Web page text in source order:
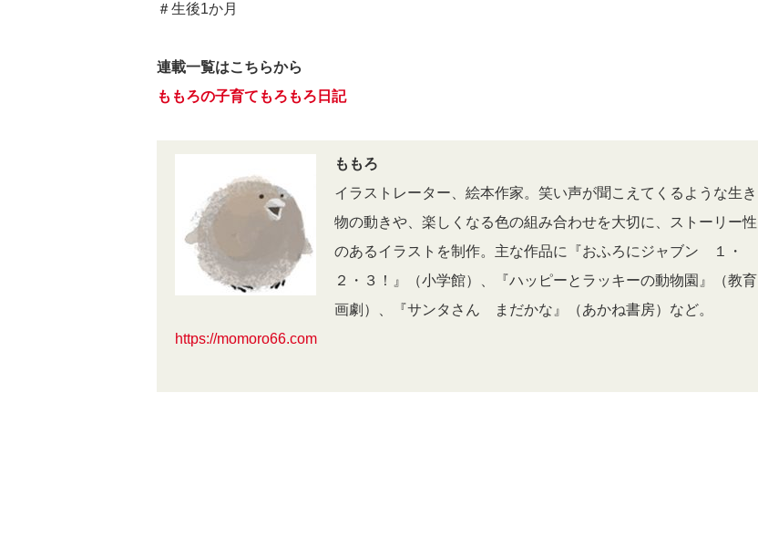
＃生後1か月
連載一覧はこちらから
ももろの子育てもろもろ日記
ももろ
イラストレーター、絵本作家。笑い声が聞こえてくるような生き
物の動きや、楽しくなる色の組み合わせを大切に、ストーリー性
のあるイラストを制作。主な作品に『おふろにジャブン １・
２・３！』（小学館）、『ハッピーとラッキーの動物園』（教育
画劇）、『サンタさん まだかな』（あかね書房）など。
https://momoro66.com